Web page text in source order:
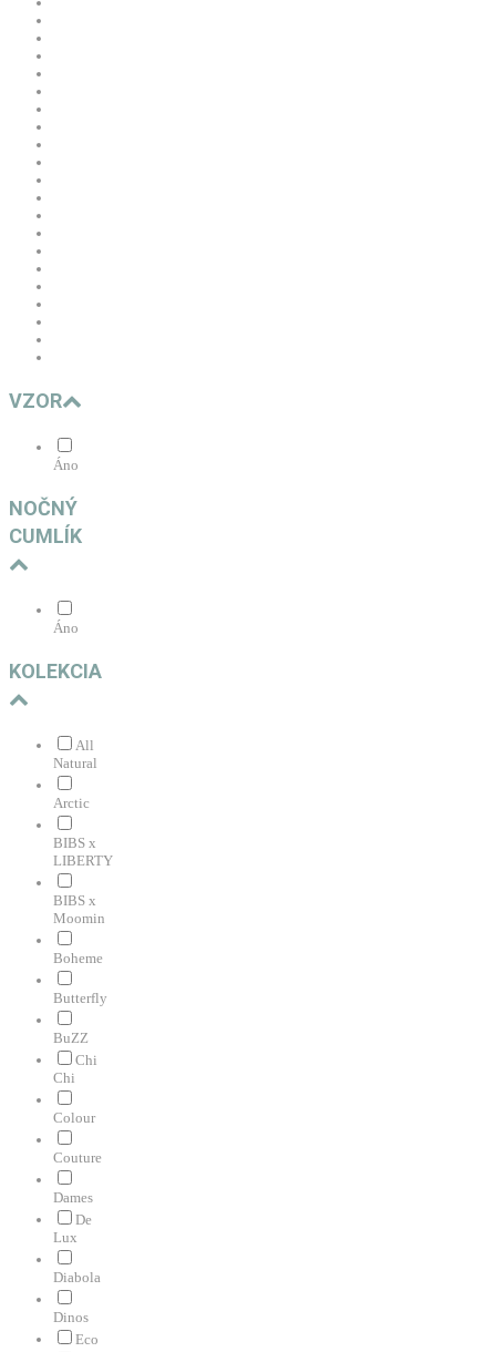
VZOR
Áno
NOČNÝ
CUMLÍK
Áno
KOLEKCIA
All
Natural
Arctic
BIBS x
LIBERTY
BIBS x
Moomin
Boheme
Butterfly
BuZZ
Chi
Chi
Colour
Couture
Dames
De
Lux
Diabola
Dinos
Eco